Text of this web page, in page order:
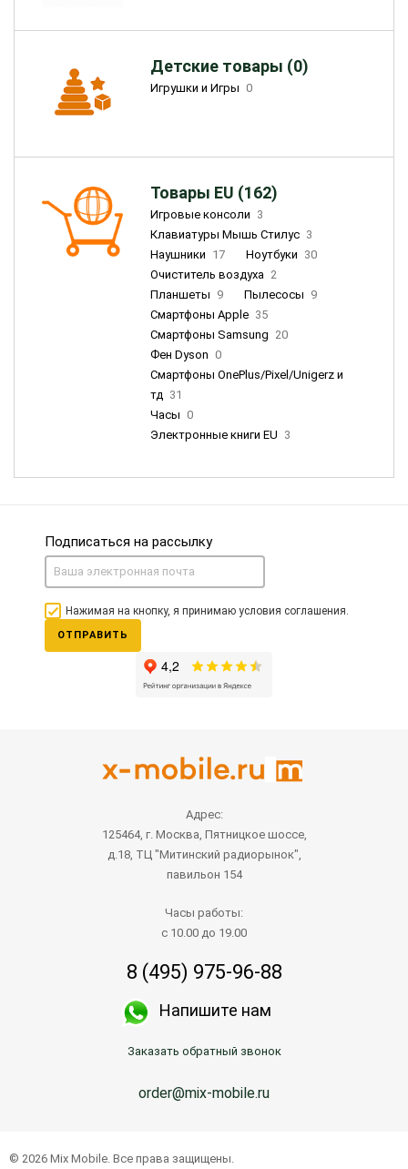
Детские товары (0)
Игрушки и Игры 0
Товары EU (162)
Игровые консоли 3
Клавиатуры Мышь Стилус 3
Наушники 17 Ноутбуки 30
Очиститель воздуха 2
Планшеты 9 Пылесосы 9
Смартфоны Apple 35
Смартфоны Samsung 20
Фен Dyson 0
Смартфоны OnePlus/Pixel/Unigerz и
тд 31
Часы 0
Электронные книги EU 3
Подписаться на рассылку
Нажимая на кнопку, я принимаю условия соглашения.
ОТПРАВИТЬ
Адрес:
125464, г. Москва, Пятницкое шоссе,
д.18, ТЦ "Митинский радиорынок",
павильон 154
Часы работы:
с 10.00 до 19.00
8 (495) 975-96-88
Напишите нам
Заказать обратный звонок
order@mix-mobile.ru
© 2026 Mix Mobile. Все права защищены.